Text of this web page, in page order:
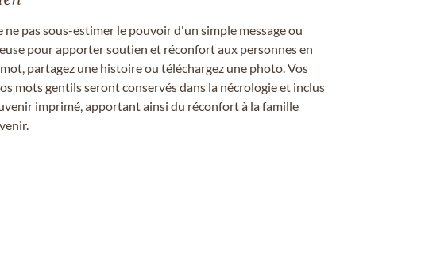
pas sous-estimer le pouvoir d'un simple message ou
pour apporter soutien et réconfort aux personnes en
partagez une histoire ou téléchargez une photo. Vos
mots gentils seront conservés dans la nécrologie et inclus
imprimé, apportant ainsi du réconfort à la famille